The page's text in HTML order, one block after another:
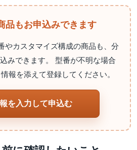
品もお申込みできます
やカスタマイズ構成の商品も、分
みできます。 型番が不明な場合
報を添えて登録してください。
を入力して申込む